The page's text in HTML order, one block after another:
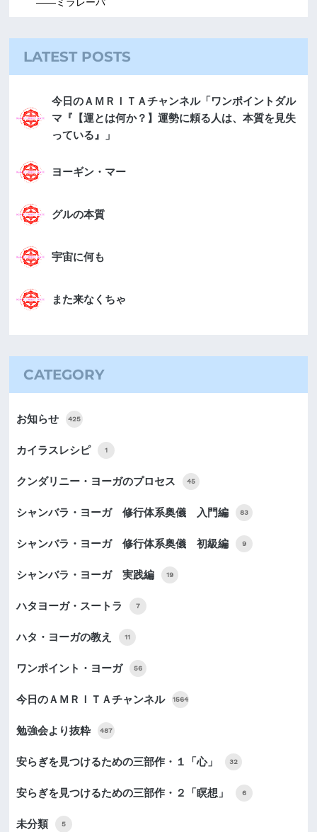
――ミラレーパ
LATEST POSTS
今日のＡＭＲＩＴＡチャンネル「ワンポイントダル
マ『【運とは何か？】運勢に頼る人は、本質を見失
っている』」
ヨーギン・マー
グルの本質
宇宙に何も
また来なくちゃ
CATEGORY
お知らせ 425
カイラスレシピ 1
クンダリニー・ヨーガのプロセス 45
シャンバラ・ヨーガ 修行体系奥儀 入門編 83
シャンバラ・ヨーガ 修行体系奥儀 初級編 9
シャンバラ・ヨーガ 実践編 19
ハタヨーガ・スートラ 7
ハタ・ヨーガの教え 11
ワンポイント・ヨーガ 56
今日のＡＭＲＩＴＡチャンネル 1564
勉強会より抜粋 487
安らぎを見つけるための三部作・１「心」 32
安らぎを見つけるための三部作・２「瞑想」 6
未分類 5